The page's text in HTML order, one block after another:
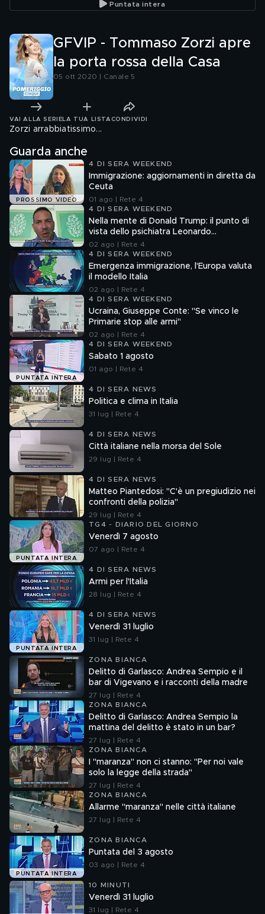
Puntata intera
GFVIP - Tommaso Zorzi apre
la porta rossa della Casa
05 ott 2020 | Canale 5
VAI ALLA SERIE LA TUA LISTA CONDIVIDI
Zorzi arrabbiatissimo...
Guarda anche
PROSSIMO VIDEO
4 DI SERA WEEKEND
Immigrazione: aggiornamenti in diretta da
Ceuta
01 ago | Rete 4
4 DI SERA WEEKEND
Nella mente di Donald Trump: il punto di
vista dello psichiatra Leonardo
Mendolicchio
02 ago | Rete 4
4 DI SERA WEEKEND
Emergenza immigrazione, l'Europa valuta
il modello Italia
02 ago | Rete 4
4 DI SERA WEEKEND
Ucraina, Giuseppe Conte: "Se vinco le
Primarie stop alle armi"
02 ago | Rete 4
PUNTATA INTERA
4 DI SERA WEEKEND
Sabato 1 agosto
01 ago | Rete 4
4 DI SERA NEWS
Politica e clima in Italia
31 lug | Rete 4
4 DI SERA NEWS
Città italiane nella morsa del Sole
29 lug | Rete 4
4 DI SERA NEWS
Matteo Piantedosi: "C'è un pregiudizio nei
confronti della polizia"
29 lug | Rete 4
PUNTATA INTERA
TG4 - DIARIO DEL GIORNO
Venerdì 7 agosto
07 ago | Rete 4
4 DI SERA NEWS
Armi per l'Italia
28 lug | Rete 4
PUNTATA INTERA
4 DI SERA NEWS
Venerdì 31 luglio
31 lug | Rete 4
ZONA BIANCA
Delitto di Garlasco: Andrea Sempio e il
bar di Vigevano e i racconti della madre
27 lug | Rete 4
ZONA BIANCA
Delitto di Garlasco: Andrea Sempio la
mattina del delitto è stato in un bar?
27 lug | Rete 4
ZONA BIANCA
I "maranza" non ci stanno: "Per noi vale
solo la legge della strada"
27 lug | Rete 4
ZONA BIANCA
Allarme "maranza" nelle città italiane
27 lug | Rete 4
PUNTATA INTERA
ZONA BIANCA
Puntata del 3 agosto
03 ago | Rete 4
10 MINUTI
Venerdì 31 luglio
31 lug | Rete 4